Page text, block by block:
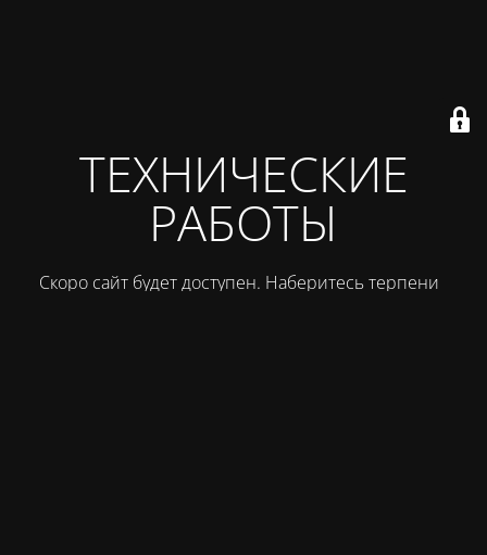
ТЕХНИЧЕСКИЕ
РАБОТЫ
Скоро сайт будет доступен. Наберитесь терпения